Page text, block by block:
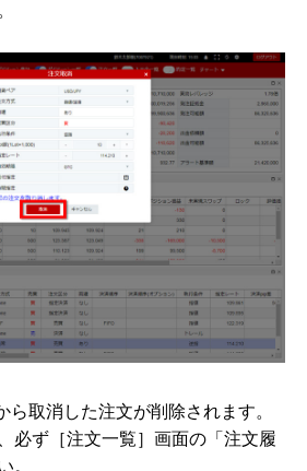
ら取消した注文が削除されます。
必ず［注文一覧］画面の「注文履
。